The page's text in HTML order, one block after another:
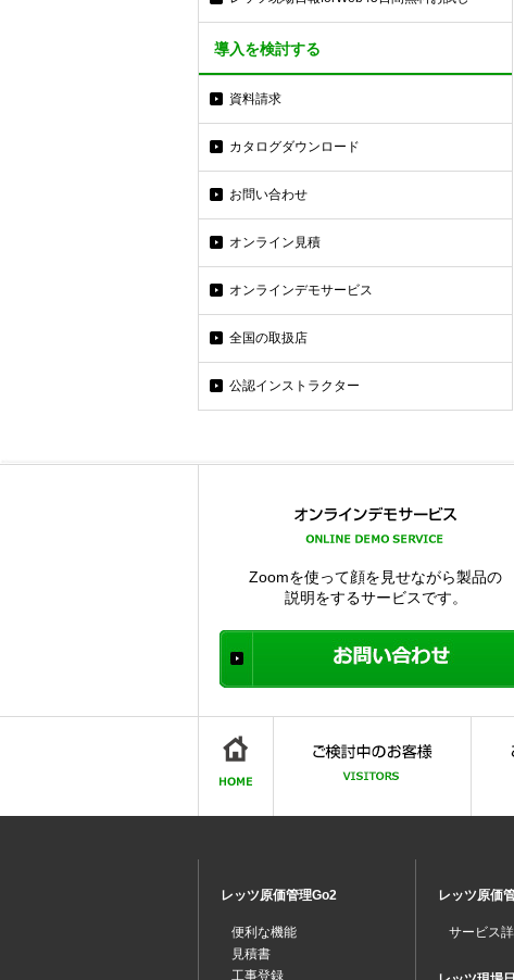
導入を検討する
資料請求
カタログダウンロード
お問い合わせ
オンライン見積
オンラインデモサービス
全国の取扱店
公認インストラクター
Zoomを使って顔を見せながら製品の
説明をするサービスです。
レッツ原価管理Go2
便利な機能
見積書
工事登録
レッツ原価
サービス